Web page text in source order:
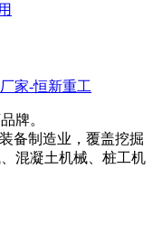
牌。
备制造业，覆盖挖掘
混凝土机械、桩工机